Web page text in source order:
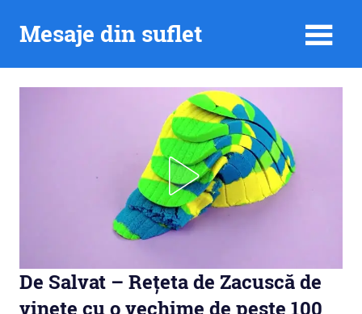
Mesaje din suflet
De Salvat – Rețeta de Zacuscă de
vinete cu o vechime de peste 100